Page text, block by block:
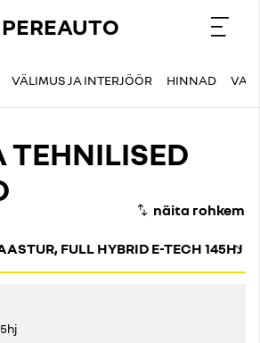
PEREAUTO
VÄLIMUS JA INTERJÖÖR HINNAD
FULL HYBRID E-TECH 145HJ